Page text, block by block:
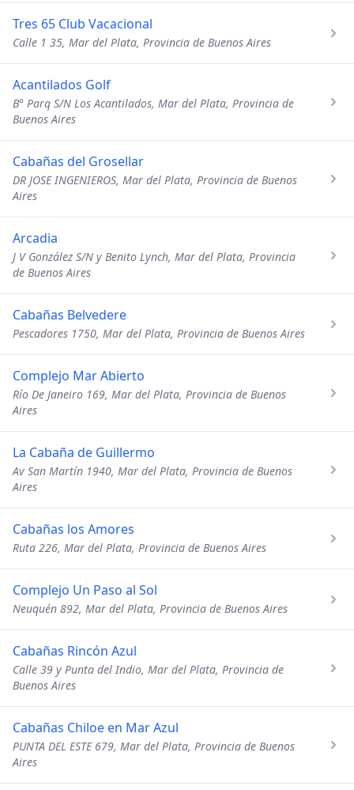
Tres 65 Club Vacacional
Calle 1 35, Mar del Plata, Provincia de Buenos Aires
Acantilados Golf
B° Parq S/N Los Acantilados, Mar del Plata, Provincia de
Buenos Aires
Cabañas del Grosellar
DR JOSE INGENIEROS, Mar del Plata, Provincia de Buenos
Aires
Arcadia
J V González S/N y Benito Lynch, Mar del Plata, Provincia
de Buenos Aires
Cabañas Belvedere
Pescadores 1750, Mar del Plata, Provincia de Buenos Aires
Complejo Mar Abierto
Río De Janeiro 169, Mar del Plata, Provincia de Buenos
Aires
La Cabaña de Guillermo
Av San Martín 1940, Mar del Plata, Provincia de Buenos
Aires
Cabañas los Amores
Ruta 226, Mar del Plata, Provincia de Buenos Aires
Complejo Un Paso al Sol
Neuquén 892, Mar del Plata, Provincia de Buenos Aires
Cabañas Rincón Azul
Calle 39 y Punta del Indio, Mar del Plata, Provincia de
Buenos Aires
Cabañas Chiloe en Mar Azul
PUNTA DEL ESTE 679, Mar del Plata, Provincia de Buenos
Aires